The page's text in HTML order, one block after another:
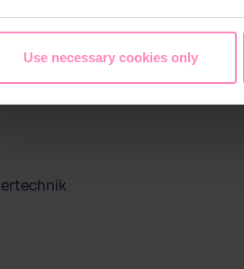
Use necessary cookies only